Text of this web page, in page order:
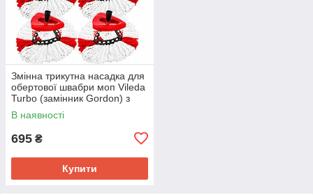
Змінна трикутна насадка для
обертової швабри моп Vileda
Turbo (замінник Gordon) з
мікрофібри 6 шт
В наявності
695 ₴
Купити